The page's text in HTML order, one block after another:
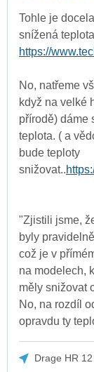
Tohle je
snížená
https://
No, natřeme
když na velké
přírodě) dáme
teplota. ( a
bude teploty
snižovat..
"Zjistili jsme,
byly
což je v
na modelech,
měly snižovat
No, na rozdíl
opravdu ty
Drage HR